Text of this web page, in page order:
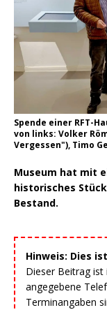
Spende einer RFT-
von links: Volker
Vergessen"), Timo
Museum hat mit
historisches
Bestand.
Hinweis: Dies
Dieser Beitrag ist
angegebene
Terminangaben